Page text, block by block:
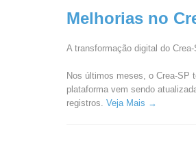
Melhorias no
A transformação digital do
Nos últimos meses, o Crea-SP
plataforma vem sendo
registros. Veja Mais →